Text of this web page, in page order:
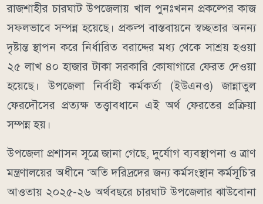
রাজশাহীর চারঘাট উপজেলায় খাল পুনঃখনন প্রকল্পের কাজ
সফলভাবে সম্পন্ন হয়েছে। প্রকল্প বাস্তবায়নে স্বচ্ছতার অনন্য
দৃষ্টান্ত স্থাপন করে নির্ধারিত বরাদ্দের মধ্য থেকে সাশ্রয় হওয়া
২৫ লাখ ৪০ হাজার টাকা সরকারি কোষাগারে ফেরত দেওয়া
হয়েছে। উপজেলা নির্বাহী কর্মকর্তা (ইউএনও) জান্নাতুল
ফেরদৌসের প্রত্যক্ষ তত্ত্বাবধানে এই অর্থ ফেরতের প্রক্রিয়া
সম্পন্ন হয়।
উপজেলা প্রশাসন সূত্রে জানা গেছে, দুর্যোগ ব্যবস্থাপনা ও ত্রাণ
মন্ত্রণালয়ের অধীনে ‘অতি দরিদ্রদের জন্য কর্মসংস্থান কর্মসূচি’র
আওতায় ২০২৫-২৬ অর্থবছরে চারঘাট উপজেলার ঝাউবোনা